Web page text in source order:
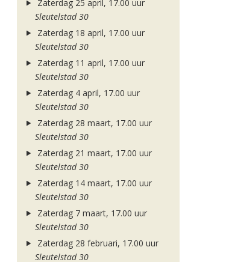
Zaterdag 25 april, 17.00 uur
Sleutelstad 30
Zaterdag 18 april, 17.00 uur
Sleutelstad 30
Zaterdag 11 april, 17.00 uur
Sleutelstad 30
Zaterdag 4 april, 17.00 uur
Sleutelstad 30
Zaterdag 28 maart, 17.00 uur
Sleutelstad 30
Zaterdag 21 maart, 17.00 uur
Sleutelstad 30
Zaterdag 14 maart, 17.00 uur
Sleutelstad 30
Zaterdag 7 maart, 17.00 uur
Sleutelstad 30
Zaterdag 28 februari, 17.00 uur
Sleutelstad 30